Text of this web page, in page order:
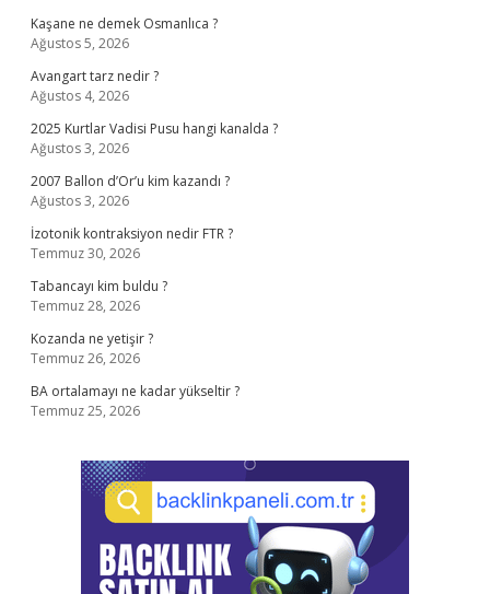
Kaşane ne demek Osmanlıca ?
Ağustos 5, 2026
Avangart tarz nedir ?
Ağustos 4, 2026
2025 Kurtlar Vadisi Pusu hangi kanalda ?
Ağustos 3, 2026
2007 Ballon d’Or’u kim kazandı ?
Ağustos 3, 2026
İzotonik kontraksiyon nedir FTR ?
Temmuz 30, 2026
Tabancayı kim buldu ?
Temmuz 28, 2026
Kozanda ne yetişir ?
Temmuz 26, 2026
BA ortalamayı ne kadar yükseltir ?
Temmuz 25, 2026